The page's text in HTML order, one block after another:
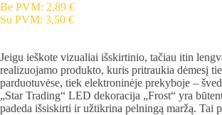
Be PVM: 2,89 €
Su PVM: 3,50 €
Jeigu ieškote vizualiai išskirtinio, tačiau itin
realizuojamo produkto, kuris pritraukia dėmesį
parduotuvėse, tiek elektroninėje prekyboje –
„Star Trading“ LED dekoracija „Frost“ yra
padeda išsiskirti ir užtikrina pelningą maržą. Tai